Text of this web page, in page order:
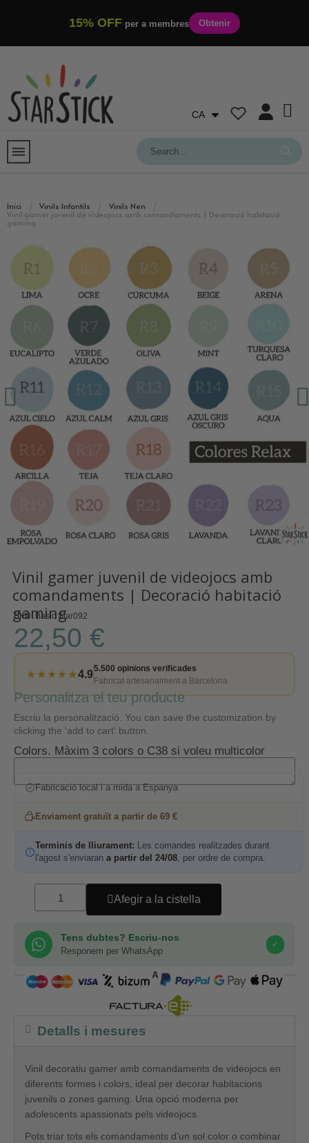
15% OFF per a membres Obtenir
CA
Inici Vinils Infantils
Vinils Nen
Vinil gamer juvenil de videojocs amb comandaments | Decoració habitació
gaming
Vinil gamer juvenil de videojocs amb
comandaments | Decoració habitació
gaming
SKU Basic Star092
22,50 €
★★★★★4.9
5.500 opinions verificades
Fabricat artesanalment a Barcelona
Personalitza el teu producte
Escriu la personalització. You can save the customization by
clicking the 'add to cart' button.
Colors. Màxim 3 colors o C38 si voleu multicolor
Fabricació local i a mida a Espanya
Enviament gratuït a partir de 69 €
Terminis de lliurament: Les comandes realitzades durant
l'agost s'enviaran a partir del 24/08, per ordre de compra.
Afegir a la cistella
Tens dubtes? Escriu-nos
Responem per WhatsApp
✓
COMPRA SEGURA
Detalls i mesures
Vinil decoratiu gamer amb comandaments de videojocs en
diferents formes i colors, ideal per decorar habitacions
juvenils o zones gaming. Una opció moderna per
adolescents apassionats pels videojocs.
Pots triar tots els comandaments d’un sol color o combinar